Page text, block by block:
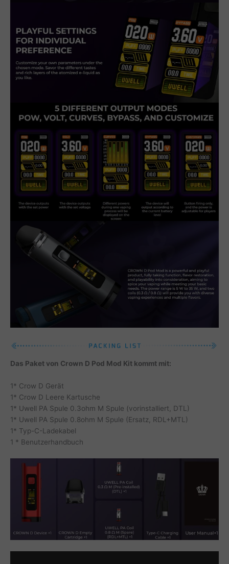
Das Paket von Crown D Pod Mod Kit kommt mit:
1* Crow D Gerät
1* Crow D Leere Kartusche
1* Uwell PA Spule 0.3ohm M Spule (vorinstalliert, DTL)
1* Uwell PA Spule 0.8ohm M Spule (Ersatz, RDL+MTL)
1* Typ-C-Ladekabel
1 * Benutzerhandbuch